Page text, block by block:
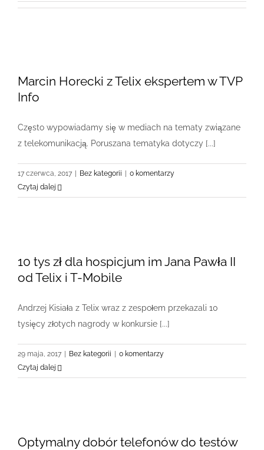
Marcin Horecki z Telix ekspertem w TVP
Info
Często wypowiadamy się w mediach na tematy związane
z telekomunikacją. Poruszana tematyka dotyczy [...]
17 czerwca, 2017 Bez kategorii
0 komentarzy
Czytaj dalej
10 tys zł dla hospicjum im Jana Pawła II
od Telix i T-Mobile
Andrzej Kisiała z Telix wraz z zespołem przekazali 10
tysięcy złotych nagrody w konkursie [...]
29 maja, 2017 Bez kategorii
0 komentarzy
Czytaj dalej
Optymalny dobór telefonów do testów